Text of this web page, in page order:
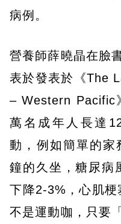
病例。
營養師薛曉晶在臉
表於發表於《The
– Western Pacific
萬名成年人長達
動，例如簡單的家
鐘的久坐，糖尿病
下降2-3%，心肌
不是運動咖，只要